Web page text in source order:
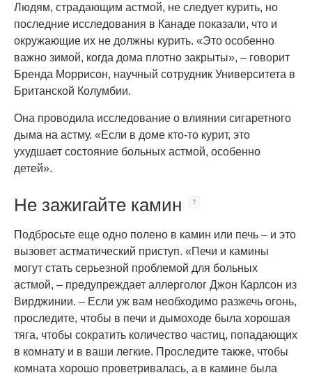
Людям, страдающим астмой, не следует курить, но
последние исследования в Канаде показали, что и
окружающие их не должны курить. «Это особенно
важно зимой, когда дома плотно закрыты», – говорит
Бренда Моррисон, научный сотрудник Университета в
Британской Колумбии.
Она проводила исследование о влиянии сигаретного
дыма на астму. «Если в доме кто-то курит, это
ухудшает состояние больных астмой, особенно
детей».
Не зажигайте камин
Подбросьте еще одно полено в камин или печь – и это
вызовет астматический приступ. «Печи и камины
могут стать серьезной проблемой для больных
астмой, – предупреждает аллерголог Джон Карлсон из
Вирджинии. – Если уж вам необходимо разжечь огонь,
проследите, чтобы в печи и дымоходе была хорошая
тяга, чтобы сократить количество частиц, попадающих
в комнату и в ваши легкие. Проследите также, чтобы
комната хорошо проветривалась, а в камине была